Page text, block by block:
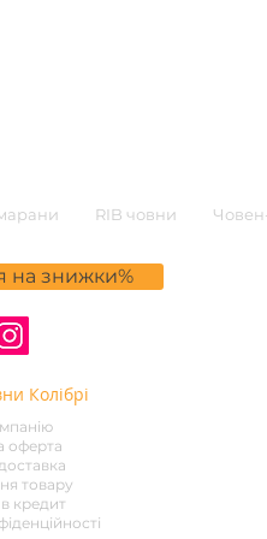
RIB човни
на знижки%
Колібрі
оферта
товару
кредит